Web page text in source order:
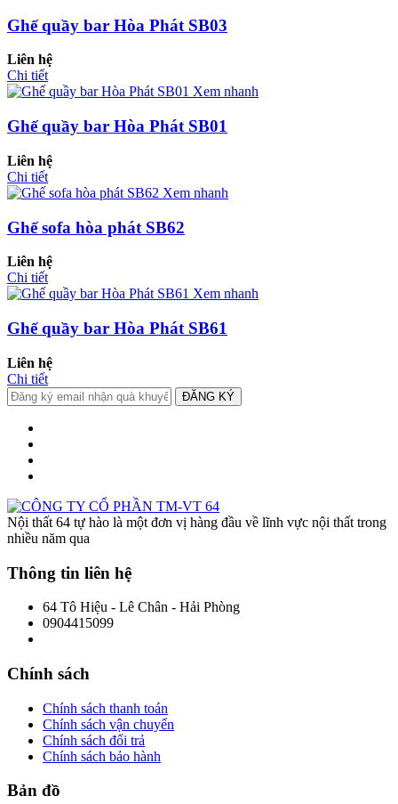
Ghế quầy bar Hòa Phát SB03
Liên hệ
Chi tiết
Xem nhanh
Ghế quầy bar Hòa Phát SB01
Liên hệ
Chi tiết
Xem nhanh
Ghế sofa hòa phát SB62
Liên hệ
Chi tiết
Xem nhanh
Ghế quầy bar Hòa Phát SB61
Liên hệ
Chi tiết
ĐĂNG KÝ
Nội thất 64 tự hào là một đơn vị hàng đầu về lĩnh vực nội thất trong
nhiều năm qua
Thông tin liên hệ
64 Tô Hiệu - Lê Chân - Hải Phòng
0904415099
Chính sách
Chính sách thanh toán
Chính sách vận chuyển
Chính sách đổi trả
Chính sách bảo hành
Bản đồ